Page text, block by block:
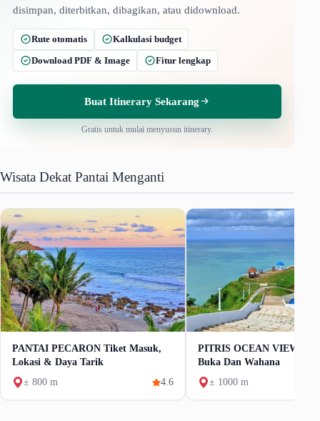
disimpan, diterbitkan, dibagikan, atau didownload.
Rute otomatis
Kalkulasi budget
Download PDF & Image
Fitur lengkap
Buat Itinerary Sekarang
Gratis untuk mulai menyusun itinerary.
Wisata Dekat Pantai Menganti
PANTAI PECARON Tiket Masuk,
Lokasi & Daya Tarik
± 800 m
4.6
PITRIS OCEAN VIEW
Buka Dan Wahana
± 1000 m